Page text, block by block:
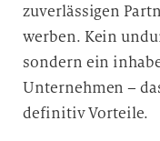
zuverlässigen
werben. Kein
sondern ein
Unternehmen –
definitivVorteile.